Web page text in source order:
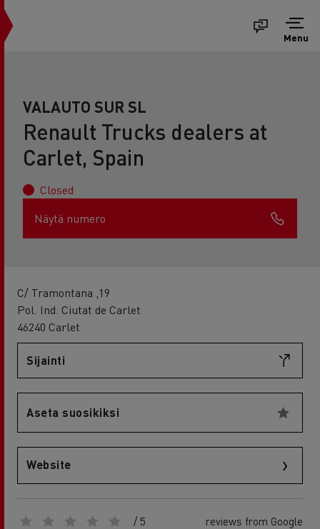
Menu
VALAUTO SUR SL
Renault Trucks dealers at
Carlet, Spain
Closed
Näytä numero
C/ Tramontana ,19
Pol. Ind. Ciutat de Carlet
46240 Carlet
Sijainti
Aseta suosikiksi
Website
/ 5 reviews from Google